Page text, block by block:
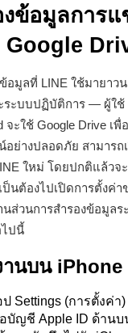
งข้อมูลการ
อมูลที่ LINE ใช้มายาว
ะบบปฏิบัติการ — ผู้ใช้
จะใช้ Google Drive เ
ย่างปลอดภัย สามารถ
ใหม่ โดยปกติแล้วจ
นต้องไปเปิดการตั้งค่า
นส่วนการสำรองข้อมูล
ปนี้
านบน
ป Settings (การตั้งค่า
บัญชี Apple ID ด้าน